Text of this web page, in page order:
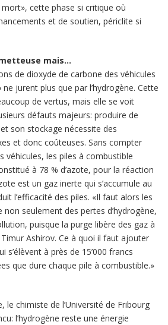
cette phase si critique où
et de soutien, périclite si
mais…
de dioxyde de carbone des véhicules
jurent plus que par l’hydrogène. Cette
de vertus, mais elle se voit
défauts majeurs: produire de
son stockage nécessite des
et donc coûteuses. Sans compter
véhicules, les piles à combustible
à 78 % d’azote, pour la réaction
est un gaz inerte qui s’accumule au
l’efficacité des piles. «Il faut alors les
seulement des pertes d’hydrogène,
puisque la purge libère des gaz à
Ashirov. Ce à quoi il faut ajouter
s’élèvent à près de 15’000 francs
que dure chaque pile à combustible.»
le chimiste de l’Université de Fribourg
l’hydrogène reste une énergie